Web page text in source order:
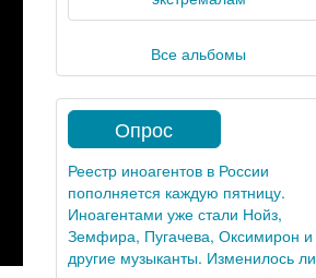
Все альбомы
Опрос
Реестр иноагентов в России
пополняется каждую пятницу.
Иноагентами уже стали Нойз,
Земфира, Пугачева, Оксимирон и
другие музыканты. Изменилось ли